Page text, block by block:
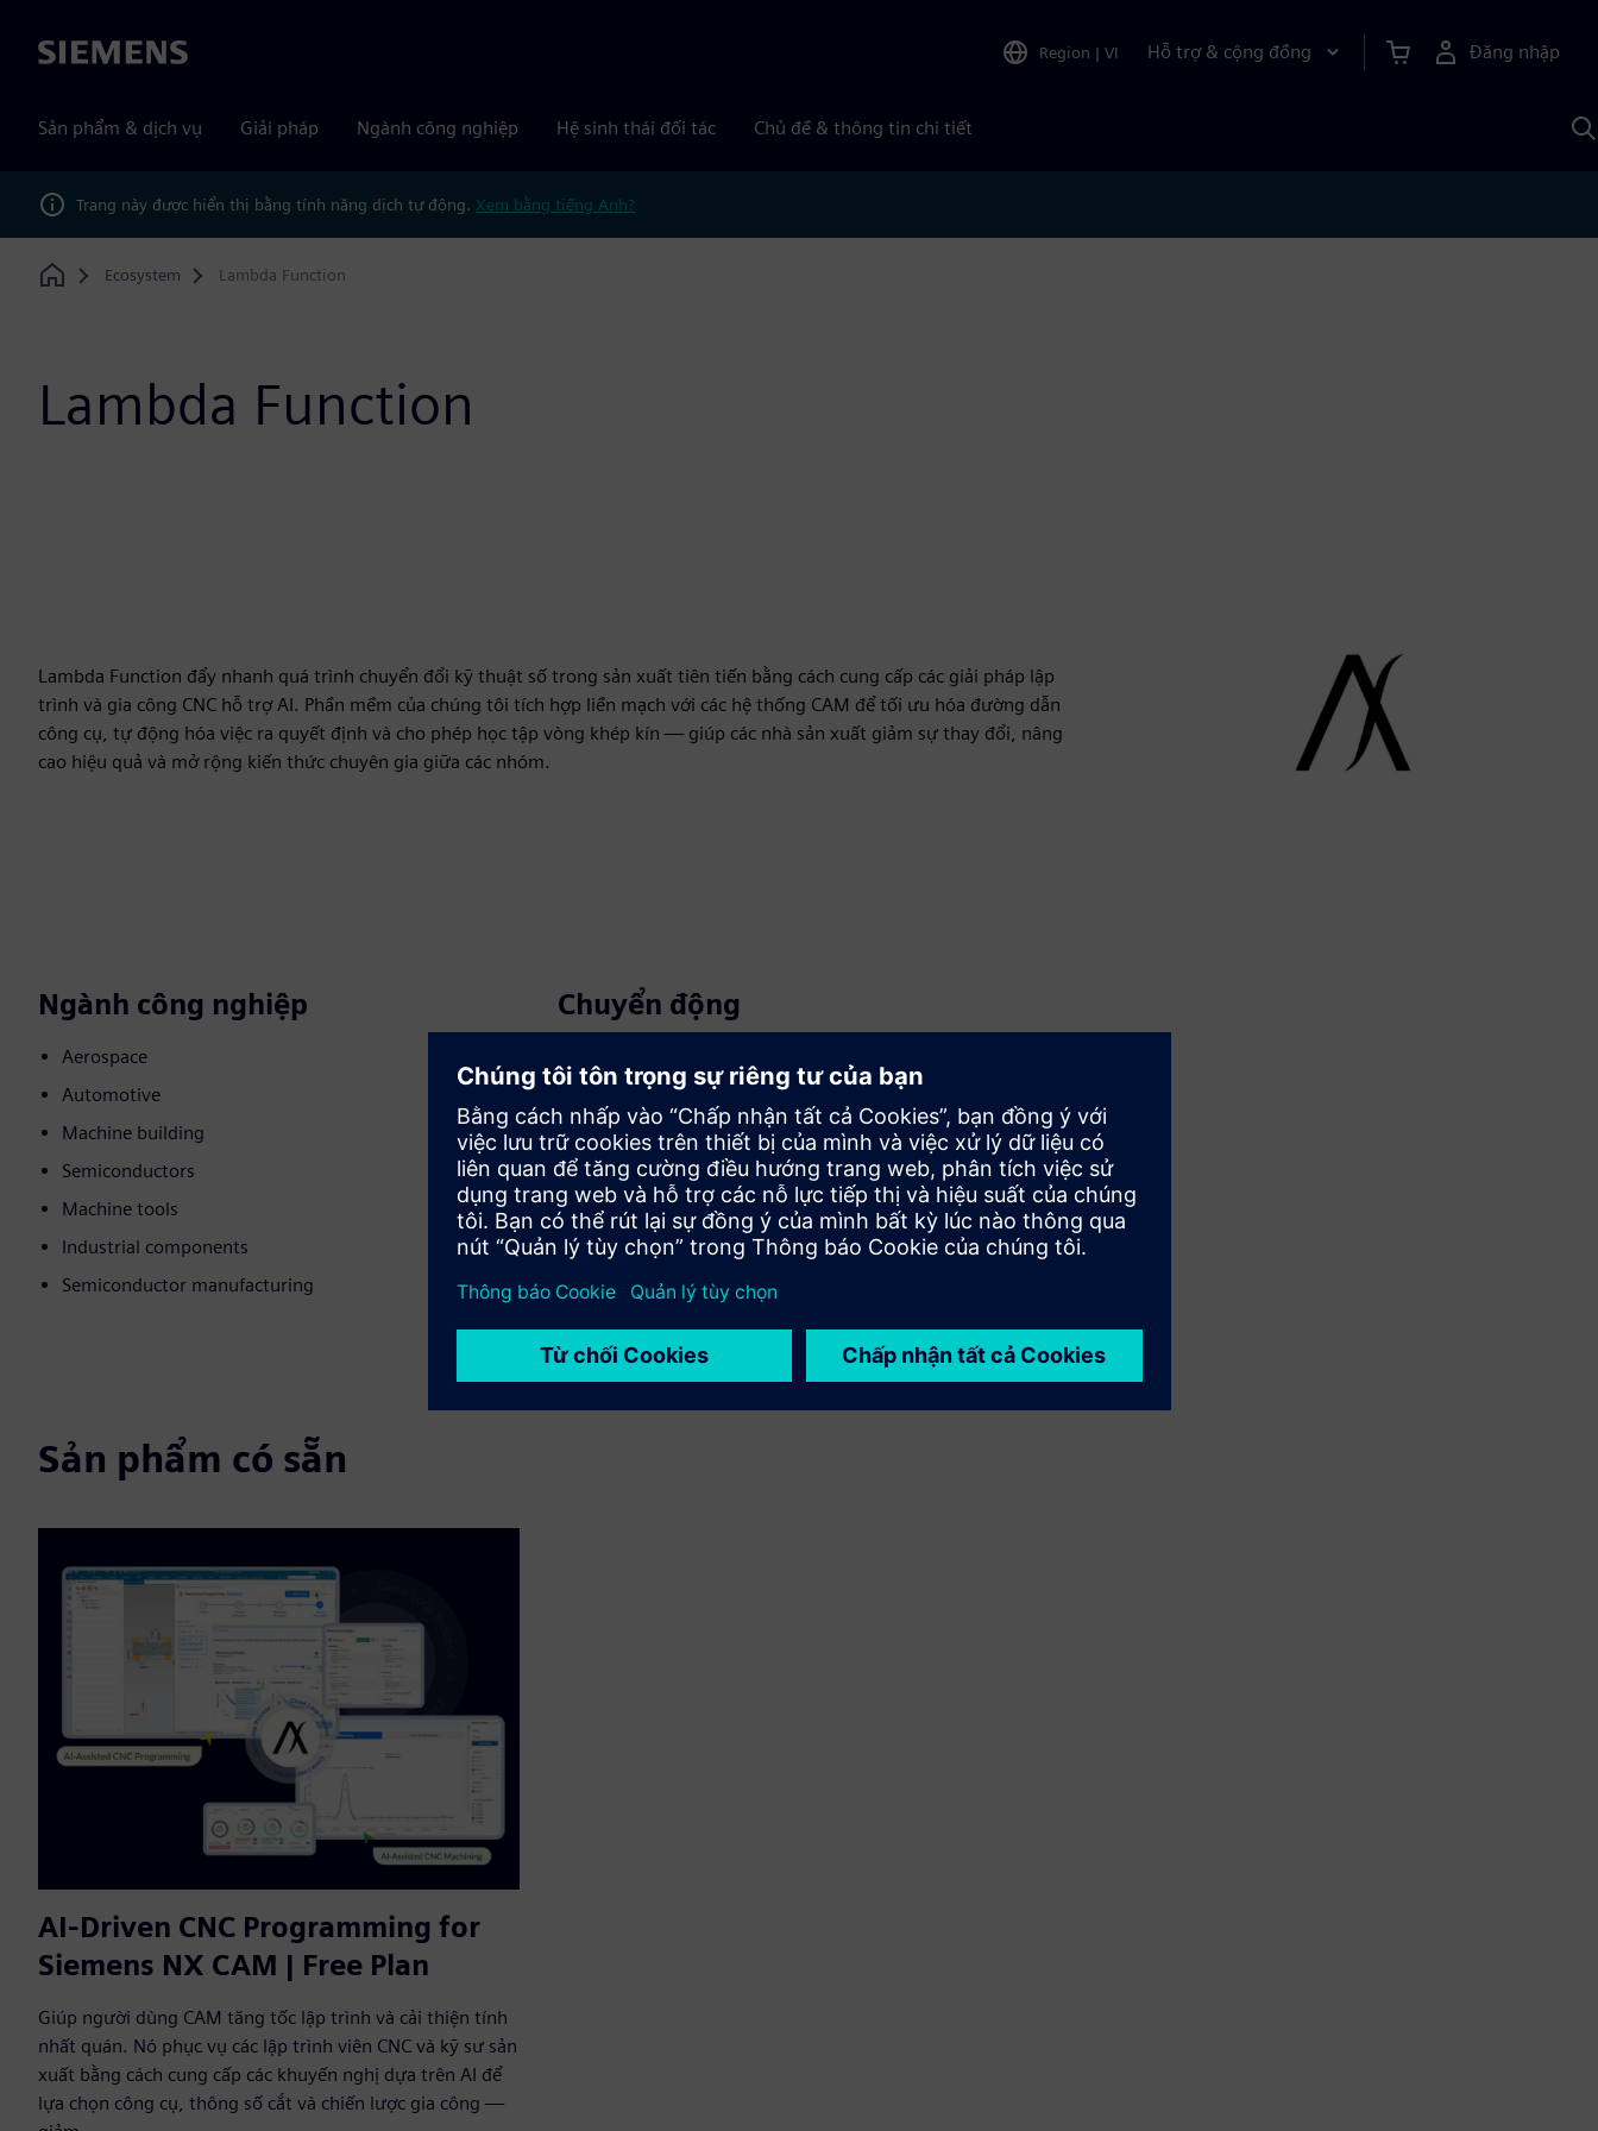
Siemens Region | VI Hỗ trợ & cộng đồng Đăng nhập
Sản phẩm & dịch vụ Giải pháp Ngành công nghiệp Hệ sinh thái đối tác Chủ đề & thông tin chi tiết
Trang này được hiển thị bằng tính năng dịch tự động. Xem bằng tiếng Anh?
Home
Ecosystem Lambda Function
Lambda Function
Lambda Function đẩy nhanh quá trình chuyển đổi kỹ thuật số trong sản xuất tiên tiến bằng cách cung cấp các giải pháp lập
trình và gia công CNC hỗ trợ AI. Phần mềm của chúng tôi tích hợp liền mạch với các hệ thống CAM để tối ưu hóa đường dẫn
công cụ, tự động hóa việc ra quyết định và cho phép học tập vòng khép kín — giúp các nhà sản xuất giảm sự thay đổi, nâng
cao hiệu quả và mở rộng kiến thức chuyên gia giữa các nhóm.
Ngành công nghiệp
Aerospace
Automotive
Machine building
Semiconductors
Machine tools
Industrial components
Semiconductor manufacturing
Chuyển động
Mở rộng hoặc xây dựng dựa trên sản phẩm/giải pháp
Siemens Xcelerator bằng cách xây dựng một sản phẩm
mới hoặc tạo ra một giải pháp khách hàng mới thông qua
việc tích hợp sản phẩm Siemens Xcelerator và sản phẩm
của riêng bạn
Sản phẩm có sẵn
AI-Driven CNC Programming for
Siemens NX CAM | Free Plan
Giúp người dùng CAM tăng tốc lập trình và cải thiện tính
nhất quán. Nó phục vụ các lập trình viên CNC và kỹ sư sản
xuất bằng cách cung cấp các khuyến nghị dựa trên AI để
lựa chọn công cụ, thông số cắt và chiến lược gia công —